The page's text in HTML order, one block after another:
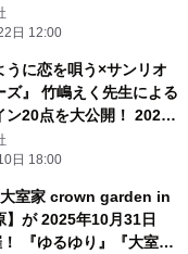
』のキャラクターが ア
内外の装飾をジャッ
日 12:00
うに恋を唄う×サンリオ
ズ』 竹嶋えく先生による
ン20点を大公開！ 2026
り東京・大阪にてPOP-
決定！
日 18:00
大室家 crown garden in
】が 2025年10月31日
『ゆるゆり』『大室